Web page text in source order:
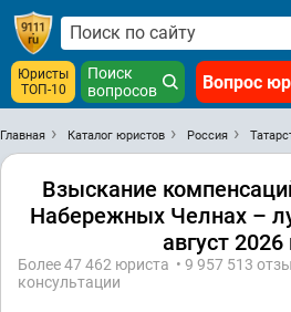
Юристы
ТОП-10
Поиск
вопросов
Вопрос
Главная Каталог юристов Россия
Взыскание
Набережных Челнах –
август 2026
Более 47 462 юристa • 9 957 513
консультации